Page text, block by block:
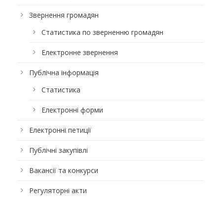
Звернення громадян
Статистика по зверненню громадян
Електронне звернення
Публічна інформація
Статистика
Електронні форми
Електронні петиції
Публічні закупівлі
Вакансії та конкурси
Регуляторні акти